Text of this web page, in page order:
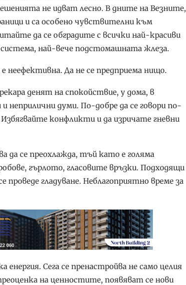
не идват лесно. В дните на Везните,
и са особено чувствителни към
да се обградите с всички най-красиви
най-вече подстомашната жлеза.
неефективна. Да не се предприема нищо.
денят на спокойствие, у дома, в
неприлични думи. По-добре да се говори по-
конфликти и да изричате гневни
да се преохлажда, тъй като е голяма
гърлото, гласовите връзки. Подходящи
гладуване. Неблагоприятно време за
енергия. Сега се пренастройва не само целия
на ценностите, появяват се нови